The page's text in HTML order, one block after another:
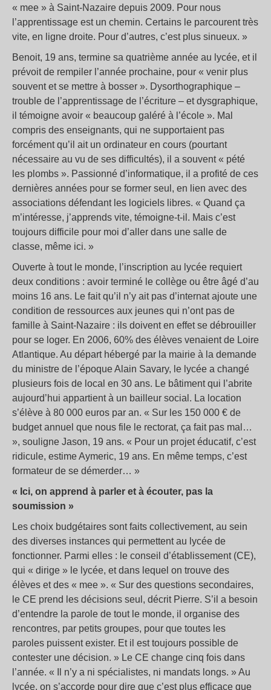
« mee » à Saint-Nazaire depuis 2009. Pour nous
l’apprentissage est un chemin. Certains le parcourent très
vite, en ligne droite. Pour d’autres, c’est plus sinueux. »
Benoit, 19 ans, termine sa quatrième année au lycée, et il
prévoit de rempiler l’année prochaine, pour « venir plus
souvent et se mettre à bosser ». Dysorthographique –
trouble de l’apprentissage de l’écriture – et dysgraphique,
il témoigne avoir « beaucoup galéré à l’école ». Mal
compris des enseignants, qui ne supportaient pas
forcément qu’il ait un ordinateur en cours (pourtant
nécessaire au vu de ses difficultés), il a souvent « pété
les plombs ». Passionné d’informatique, il a profité de ces
dernières années pour se former seul, en lien avec des
associations défendant les logiciels libres. « Quand ça
m’intéresse, j’apprends vite, témoigne-t-il. Mais c’est
toujours difficile pour moi d’aller dans une salle de
classe, même ici. »
Ouverte à tout le monde, l’inscription au lycée requiert
deux conditions : avoir terminé le collège ou être âgé d’au
moins 16 ans. Le fait qu’il n’y ait pas d’internat ajoute une
condition de ressources aux jeunes qui n’ont pas de
famille à Saint-Nazaire : ils doivent en effet se débrouiller
pour se loger. En 2006, 60% des élèves venaient de Loire
Atlantique. Au départ hébergé par la mairie à la demande
du ministre de l’époque Alain Savary, le lycée a changé
plusieurs fois de local en 30 ans. Le bâtiment qui l’abrite
aujourd’hui appartient à un bailleur social. La location
s’élève à 80 000 euros par an. « Sur les 150 000 € de
budget annuel que nous file le rectorat, ça fait pas mal…
», souligne Jason, 19 ans. « Pour un projet éducatif, c’est
ridicule, estime Aymeric, 19 ans. En même temps, c’est
formateur de se démerder… »
« Ici, on apprend à parler et à écouter, pas la
soumission »
Les choix budgétaires sont faits collectivement, au sein
des diverses instances qui permettent au lycée de
fonctionner. Parmi elles : le conseil d’établissement (CE),
qui « dirige » le lycée, et dans lequel on trouve des
élèves et des « mee ». « Sur des questions secondaires,
le CE prend les décisions seul, décrit Pierre. S’il a besoin
d’entendre la parole de tout le monde, il organise des
rencontres, par petits groupes, pour que toutes les
paroles puissent exister. Et il est toujours possible de
contester une décision. » Le CE change cinq fois dans
l’année. « Il n’y a ni spécialistes, ni mandats longs. » Au
lycée, on s’accorde pour dire que c’est plus efficace que